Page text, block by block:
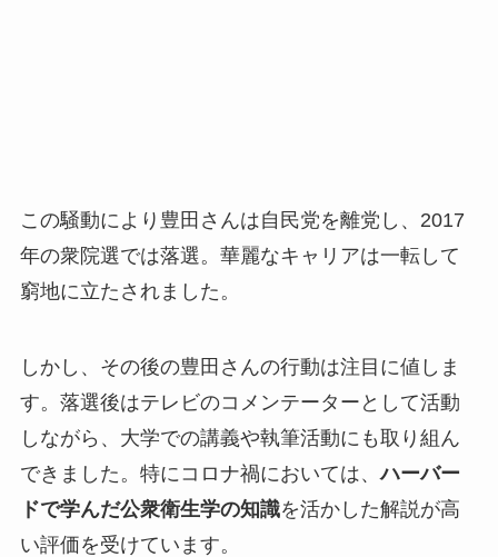
この騒動により豊田さんは自民党を離党し、2017
年の衆院選では落選。華麗なキャリアは一転して
窮地に立たされました。
しかし、その後の豊田さんの行動は注目に値しま
す。落選後はテレビのコメンテーターとして活動
しながら、大学での講義や執筆活動にも取り組ん
できました。特にコロナ禍においては、ハーバー
ドで学んだ公衆衛生学の知識を活かした解説が高
い評価を受けています。